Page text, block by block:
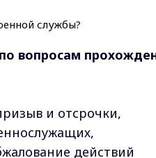
вопросам
и отсрочки,
действий